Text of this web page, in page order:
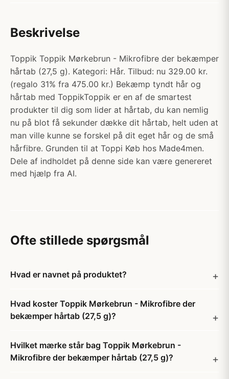
Beskrivelse
Toppik Toppik Mørkebrun - Mikrofibre der bekæmper
hårtab (27,5 g). Kategori: Hår. Tilbud: nu 329.00 kr.
(regalo 31% fra 475.00 kr.) Bekæmp tyndt hår og
hårtab med ToppikToppik er en af de smartest
produkter til dig som lider at hårtab, du kan nemlig
nu på blot få sekunder dække dit hårtab, helt uden at
man ville kunne se forskel på dit eget hår og de små
hårfibre. Grunden til at Toppi Køb hos Made4men.
Dele af indholdet på denne side kan være genereret
med hjælp fra AI.
Ofte stillede spørgsmål
Hvad er navnet på produktet?
Hvad koster Toppik Mørkebrun - Mikrofibre der
bekæmper hårtab (27,5 g)?
Hvilket mærke står bag Toppik Mørkebrun -
Mikrofibre der bekæmper hårtab (27,5 g)?